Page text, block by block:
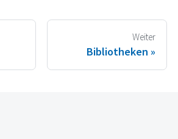
Weiter
Bibliotheken